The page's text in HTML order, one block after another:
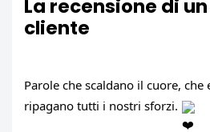
La recensione di
cliente
Parole che scaldano il cuore, che
ripagano tutti i nostri sforzi.